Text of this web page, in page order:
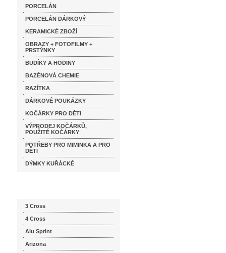
PORCELÁN
PORCELÁN DÁRKOVÝ
KERAMICKÉ ZBOŽÍ
OBRAZY + FOTOFILMY +
PRSTÝNKY
BUDÍKY A HODINY
BAZÉNOVÁ CHEMIE
RAZÍTKA
DÁRKOVÉ POUKÁZKY
KOČÁRKY PRO DĚTI
VÝPRODEJ KOČÁRKŮ,
POUŽITÉ KOČÁRKY
POTŘEBY PRO MIMINKA A PRO
DĚTI
DÝMKY KUŘÁCKÉ
3 Cross
4 Cross
Alu Sprint
Arizona